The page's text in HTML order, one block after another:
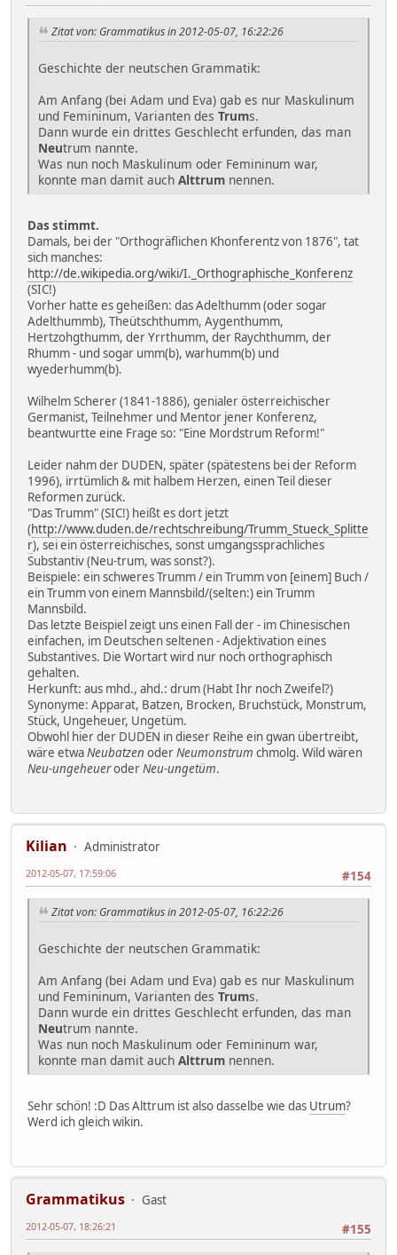
Zitat von: Grammatikus in 2012-05-07, 16:22:26
Geschichte der neutschen Grammatik:
Am Anfang (bei Adam und Eva) gab es nur Maskulinum
und Femininum, Varianten des Trums.
Dann wurde ein drittes Geschlecht erfunden, das man
Neutrum nannte.
Was nun noch Maskulinum oder Femininum war,
konnte man damit auch Alttrum nennen.
Das stimmt.
Damals, bei der "Orthogräflichen Khonferentz von 1876", tat
sich manches:
http://de.wikipedia.org/wiki/I._Orthographische_Konferenz
(SIC!)
Vorher hatte es geheißen: das Adelthumm (oder sogar
Adelthummb), Theütschthumm, Aygenthumm,
Hertzohgthumm, der Yrrthumm, der Raychthumm, der
Rhumm - und sogar umm(b), warhumm(b) und
wyederhumm(b).
Wilhelm Scherer (1841-1886), genialer österreichischer
Germanist, Teilnehmer und Mentor jener Konferenz,
beantwurtte eine Frage so: "Eine Mordstrum Reform!"
Leider nahm der DUDEN, später (spätestens bei der Reform
1996), irrtümlich & mit halbem Herzen, einen Teil dieser
Reformen zurück.
"Das Trumm" (SIC!) heißt es dort jetzt
(http://www.duden.de/rechtschreibung/Trumm_Stueck_Splitte
r), sei ein österreichisches, sonst umgangssprachliches
Substantiv (Neu-trum, was sonst?).
Beispiele: ein schweres Trumm / ein Trumm von [einem] Buch /
ein Trumm von einem Mannsbild/(selten:) ein Trumm
Mannsbild.
Das letzte Beispiel zeigt uns einen Fall der - im Chinesischen
einfachen, im Deutschen seltenen - Adjektivation eines
Substantives. Die Wortart wird nur noch orthographisch
gehalten.
Herkunft: aus mhd., ahd.: drum (Habt Ihr noch Zweifel?)
Synonyme: Apparat, Batzen, Brocken, Bruchstück, Monstrum,
Stück, Ungeheuer, Ungetüm.
Obwohl hier der DUDEN in dieser Reihe ein gwan übertreibt,
wäre etwaNeubatzen oderNeumonstrum chmolg. Wild wären
Neu-ungeheueroderNeu-ungetüm.
Kilian
Administrator
#154
2012-05-07, 17:59:06
Zitat von: Grammatikus in 2012-05-07, 16:22:26
Geschichte der neutschen Grammatik:
Am Anfang (bei Adam und Eva) gab es nur Maskulinum
und Femininum, Varianten des Trums.
Dann wurde ein drittes Geschlecht erfunden, das man
Neutrum nannte.
Was nun noch Maskulinum oder Femininum war,
konnte man damit auch Alttrum nennen.
Sehr schön! :D Das Alttrum ist also dasselbe wie das Utrum?
Werd ich gleich wikin.
Grammatikus
Gast
#155
2012-05-07, 18:26:21